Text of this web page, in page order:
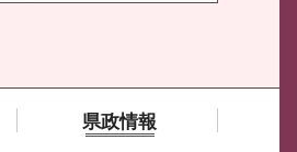
県政情報